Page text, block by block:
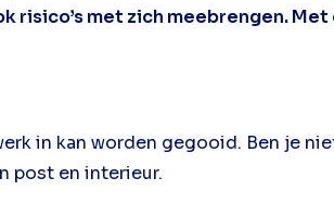
met zich meebrengen.
in kan worden gegooid. Ben je
post en interieur.